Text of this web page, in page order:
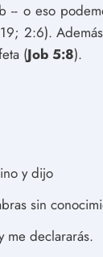
-- o eso
2:6).
(Job 5:8).
y dijo
sin
me declararás.